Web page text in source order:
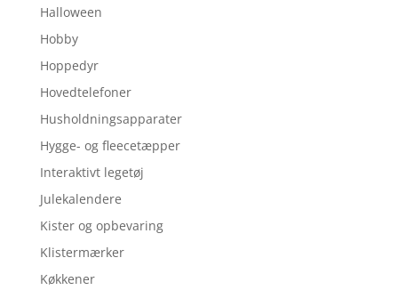
Halloween
Hobby
Hoppedyr
Hovedtelefoner
Husholdningsapparater
Hygge- og fleecetæpper
Interaktivt legetøj
Julekalendere
Kister og opbevaring
Klistermærker
Køkkener